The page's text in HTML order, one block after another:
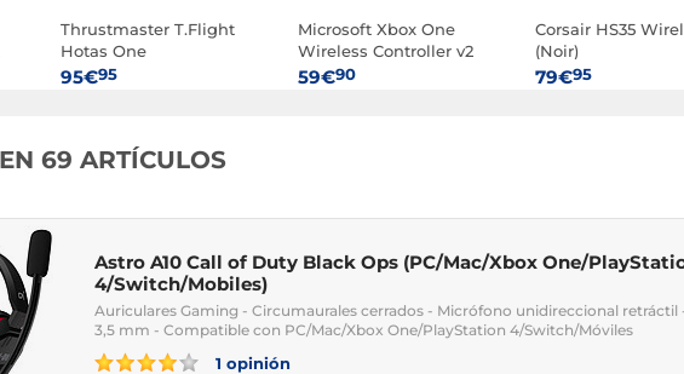
Thrustmaster T.Flight
Hotas One
95€95
Microsoft Xbox One
Wireless Controller v2
(Blanco)
59€90
Corsair HS35
(Noir)
79€95
69 ARTÍCULOS
Astro A10 Call of Duty Black Ops (PC/Mac/Xbox One/
4/Switch/Mobiles)
Auriculares Gaming - Circumaurales cerrados - Micrófono unidireccional retráctil
3,5 mm - Compatible con PC/Mac/Xbox One/PlayStation 4/Switch/Móviles
1 opinión